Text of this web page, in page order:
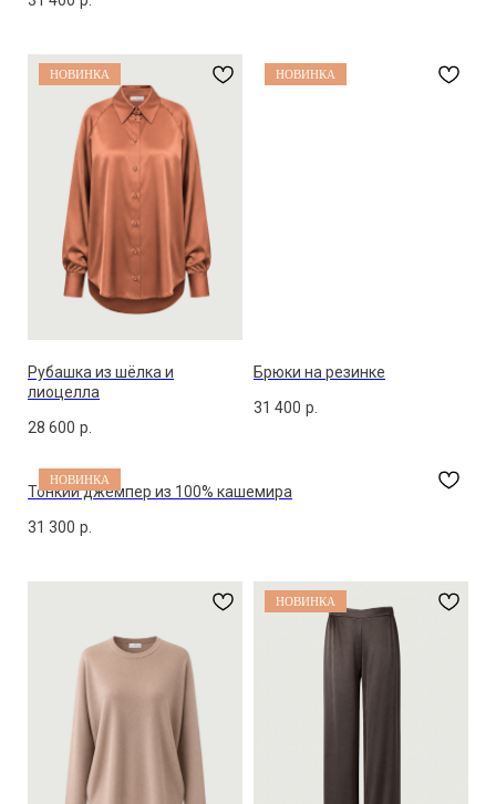
НОВИНКА
Рубашка из шёлка и
лиоцелла
28 600 р.
НОВИНКА
Брюки на резинке
31 400 р.
НОВИНКА
Тонкий джемпер из 100% кашемира
31 300 р.
НОВИНКА